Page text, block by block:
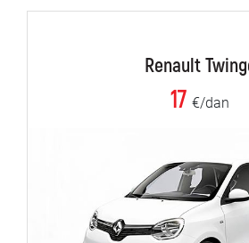
Renault
17 €/dan